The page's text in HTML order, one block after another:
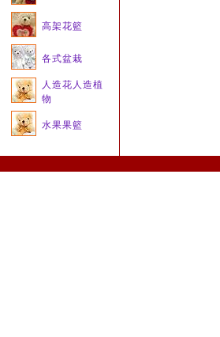
高架花籃
各式盆栽
人造花人造植
物
水果果籃